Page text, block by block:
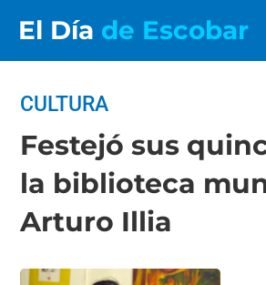
El Día de Escobar
CULTURA
Festejó sus
la biblioteca
Arturo Illia